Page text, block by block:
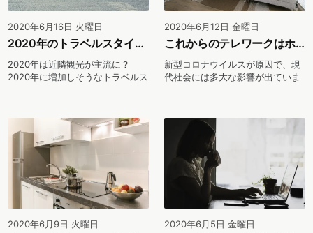
2020年6月16日 火曜日
2020年のトラベルスタイルをチェック！マイクロツーリズムとホテル暮らし
2020年は近隣観光が主流に？
2020年に増加しそうなトラベルス
2020年6月12日 金曜日
これからのテレワークはホテルで暮らしながら！ネット環境に注目
新型コロナウイルスが原因で、現
代社会には多大な影響が出ていま
2020年6月9日 火曜日 2020年6月5日 金曜日